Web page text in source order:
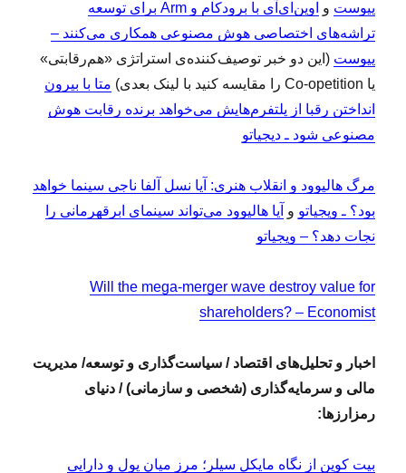
پیوست و
اوپن‌ای‌آی با برودکام و Arm برای توسعه
تراشه‌های اختصاصی هوش مصنوعی همکاری می‌کنند –
پیوست (این دو خبر توصیف‌کننده‌ی استراتژی «هم‌رقابتی»
یا Co-opetition را مقایسه کنید با لینک بعدی)
متا با بیرون
انداختن رقبا از پلتفرم‌هایش می‌خواهد برنده رقابت هوش
مصنوعی شود ـ دیجیاتو
مرگ هالیوود و انقلاب هنری: آیا نسل آلفا ناجی سینما خواهد
بود؟ ـ ویجیاتو و آیا هالیوود می‌تواند سینمای ابرقهرمانی را
نجات دهد؟ – ویجیاتو
Will the mega-merger wave destroy value for
shareholders? – Economist
اخبار و تحلیل‌های اقتصاد / سیاست‌گذاری و توسعه/ مدیریت
مالی و سرمایه‌گذاری (شخصی و سازمانی) / دنیای
رمزارزها:
بیت کوین از نگاه مایکل سیلر؛ مرز میان پول و دارایی